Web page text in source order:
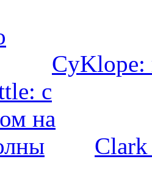
CyKlope:
Clark